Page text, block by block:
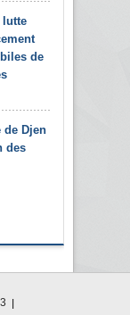
lutte
de
de Djen
des